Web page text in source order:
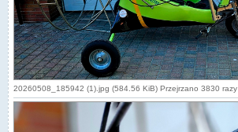
20260508_185942 (1).jpg (584.56 KiB) Przejrzano 3830 razy